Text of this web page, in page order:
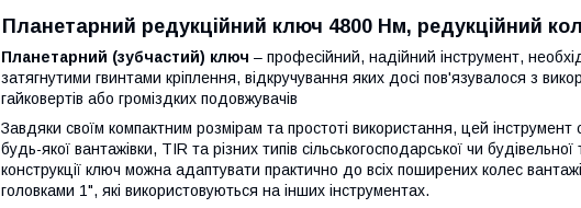
Планетарний редукційний ключ 4800 Нм, редукційний
Планетарний (зубчастий) ключ – професійний, надійний інструмент,
затягнутими гвинтами кріплення, відкручування яких досі пов'язувалося з
гайковертів або громіздких подовжувачів
Завдяки своїм компактним розмірам та простоті використання, цей
будь-якої вантажівки, TIR та різних типів сільськогосподарської чи
конструкції ключ можна адаптувати практично до всіх поширених колес
головками 1", які використовуються на інших інструментах.